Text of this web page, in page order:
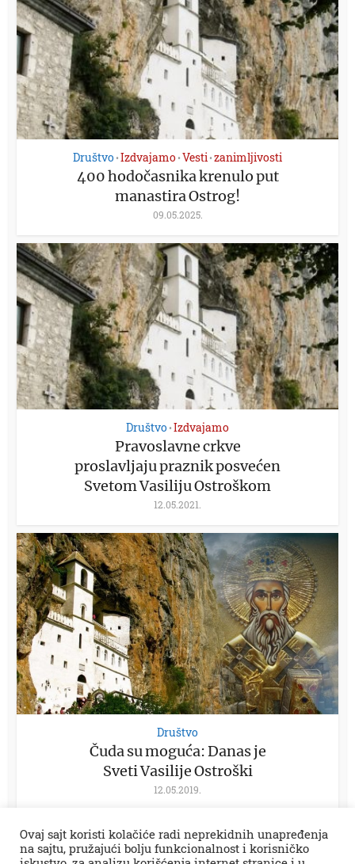
Društvo•Izdvajamo•Vesti •zanimljivosti
400 hodočasnika krenulo put
manastira Ostrog!
09.05.2025.
Društvo•Izdvajamo
Pravoslavne crkve
proslavljaju praznik posvećen
Svetom Vasiliju Ostroškom
12.05.2021.
Društvo
Čuda su moguća: Danas je
Sveti Vasilije Ostroški
12.05.2019.
Ovaj sajt koristi kolačiće radi neprekidnih unapređenja
na sajtu, pružajući bolju funkcionalnost i korisničko